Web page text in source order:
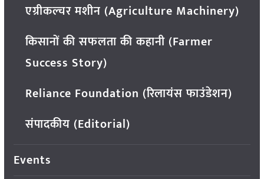
एग्रीकल्चर मशीन (Agriculture Machinery)
किसानों की सफलता की कहानी (Farmer
Success Story)
Reliance Foundation (रिलायंस फाउंडेशन)
संपादकीय (Editorial)
Events